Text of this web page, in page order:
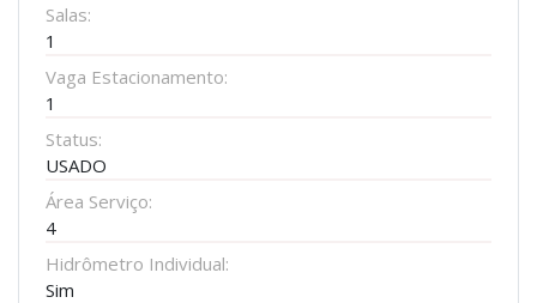
Salas:
1
Vaga Estacionamento:
1
Status:
USADO
Área Serviço:
4
Hidrômetro Individual:
Sim